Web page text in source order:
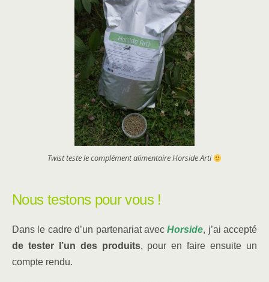
Twist teste le complément alimentaire Horside Arti
Nous testons pour vous !
Dans le cadre d’un partenariat avecHorside, j’ai accepté
de tester l’un des produits, pour en faire ensuite un
compte rendu.